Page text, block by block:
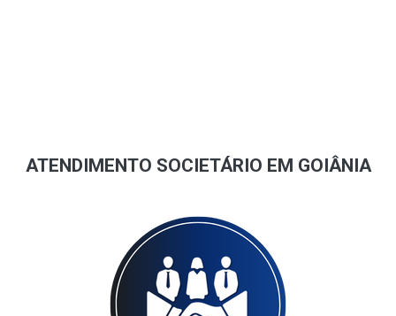
ATENDIMENTO SOCIETÁRIO EM GOIÂNIA